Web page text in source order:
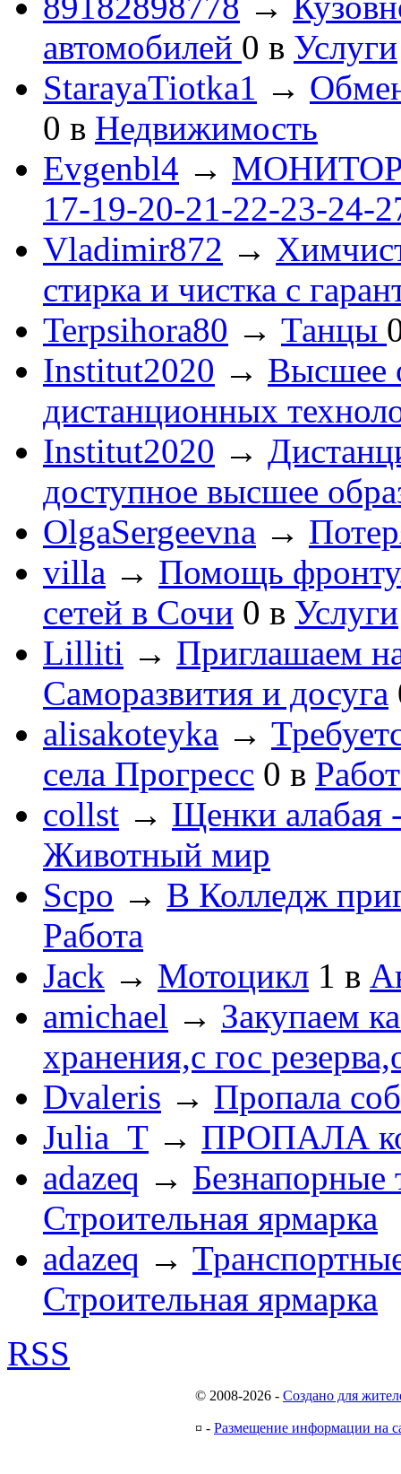
автомобилей 0 в Услуги
StarayaTiotka1 →
0 в Недвижимость
Evgenbl4 → МОНИТОРЫ
17-19-20-21-22-23-24-
Vladimir872 →
стирка и чистка с
Terpsihora80 → Танцы
Institut2020 → Высшее
дистанционных
Institut2020 →
доступное высшее
OlgaSergeevna →
villa → Помощь
сетей в Сочи 0 в Услуги
Lilliti → Приглашаем
Саморазвития и досуга
alisakoteyka →
села Прогресс 0 в
collst → Щенки алабая
Животный мир
Scpo → В Колледж
Работа
Jack → Мотоцикл 1 в
amichael → Закупаем
хранения,с гос
Dvaleris → Пропала
Julia_T → ПРОПАЛА
adazeq → Безнапорные
Строительная ярмарка
adazeq →
Строительная ярмарка
RSS
© 2008-2026 - Создано для
¤ - Размещение информации на